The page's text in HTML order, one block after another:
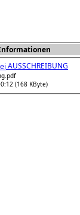
AUSSCHREIBUNG
(168 KByte)